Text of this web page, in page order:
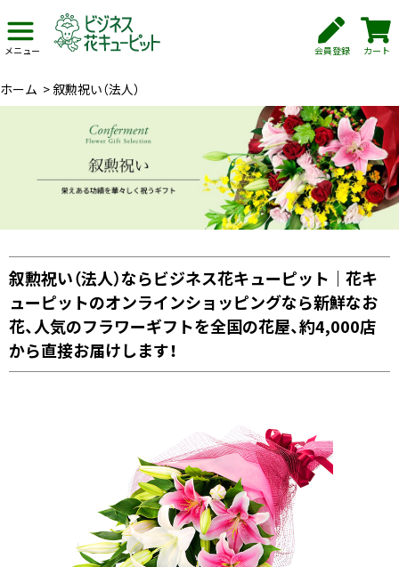
メニュー 会員登録 カート
ホーム >叙勲祝い（法人）
叙勲祝い（法人）ならビジネス花キューピット｜花キ
ューピットのオンラインショッピングなら新鮮なお
花、人気のフラワーギフトを全国の花屋、約4,000店
から直接お届けします！